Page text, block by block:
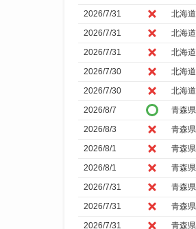
2026/7/31
北海道
2026/7/31
北海道
2026/7/31
北海道
2026/7/30
北海道
2026/7/30
北海道
2026/8/7
青森県
2026/8/3
青森県
2026/8/1
青森県
2026/8/1
青森県
2026/7/31
青森県
2026/7/31
青森県
2026/7/31
青森県